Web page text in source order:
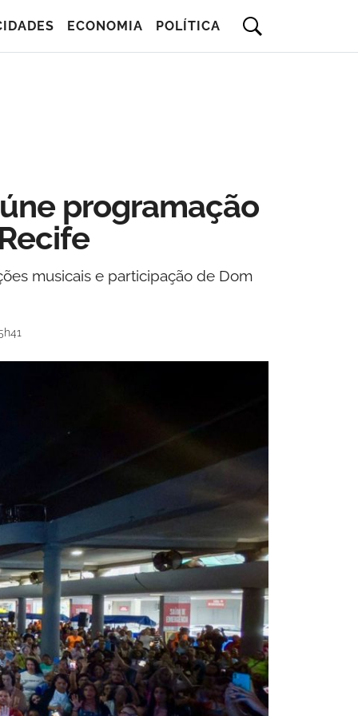
ECONOMIA POLÍTICA
programação
musicais e participação de Dom